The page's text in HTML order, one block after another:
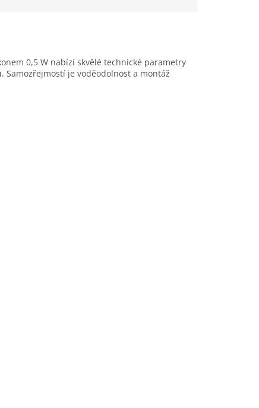
0,5 W nabízí skvělé technické parametry
Samozřejmostí je voděodolnost a montáž